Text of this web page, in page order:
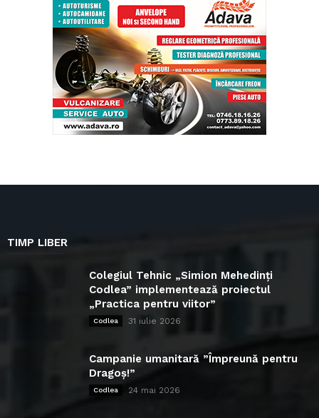
TIMP LIBER
Colegiul Tehnic „Simion Mehedinți
Codlea” implementează proiectul
„Practica pentru viitor”
Codlea 31 iulie 2026
Campanie umanitară ”Împreună pentru
Dragoș!”
Codlea 24 mai 2026